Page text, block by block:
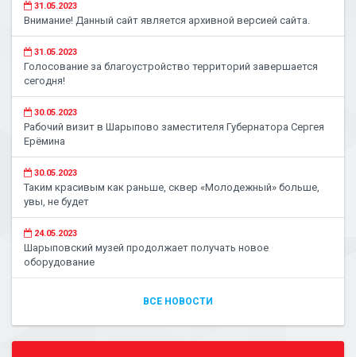
31.05.2023
Внимание! Данный сайт является архивной версией сайта.
31.05.2023
Голосование за благоустройство территорий завершается
сегодня!
30.05.2023
Рабочий визит в Шарыпово заместителя Губернатора Сергея
Ерёмина
30.05.2023
Таким красивым как раньше, сквер «Молодежный» больше,
увы, не будет
24.05.2023
Шарыповский музей продолжает получать новое
оборудование
ВСЕ НОВОСТИ